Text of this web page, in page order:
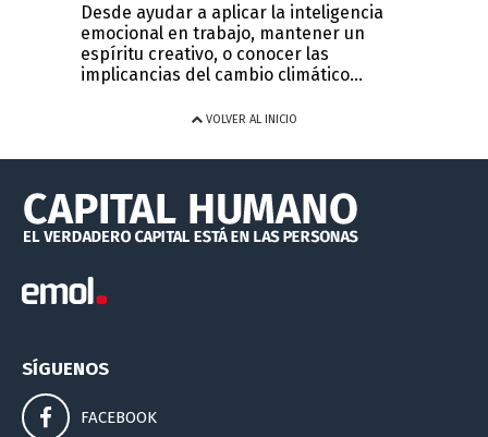
Desde ayudar a aplicar la inteligencia
emocional en trabajo, mantener un
espíritu creativo, o conocer las
implicancias del cambio climático...
VOLVER AL INICIO
SÍGUENOS
FACEBOOK